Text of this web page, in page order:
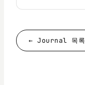
← Journal 목록